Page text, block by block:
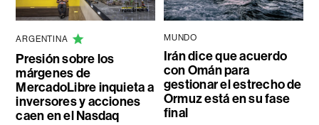
ARGENTINA
Presión sobre los
márgenes de
MercadoLibre inquieta a
inversores y acciones
caen en el Nasdaq
MUNDO
Irán dice que acuerdo
con Omán para
gestionar el estrecho de
Ormuz está en su fase
final